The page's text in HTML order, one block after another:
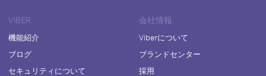
VIBER
機能紹介
ブログ
セキュリティについて
会社情報
Viberについて
ブランドセンター
採用